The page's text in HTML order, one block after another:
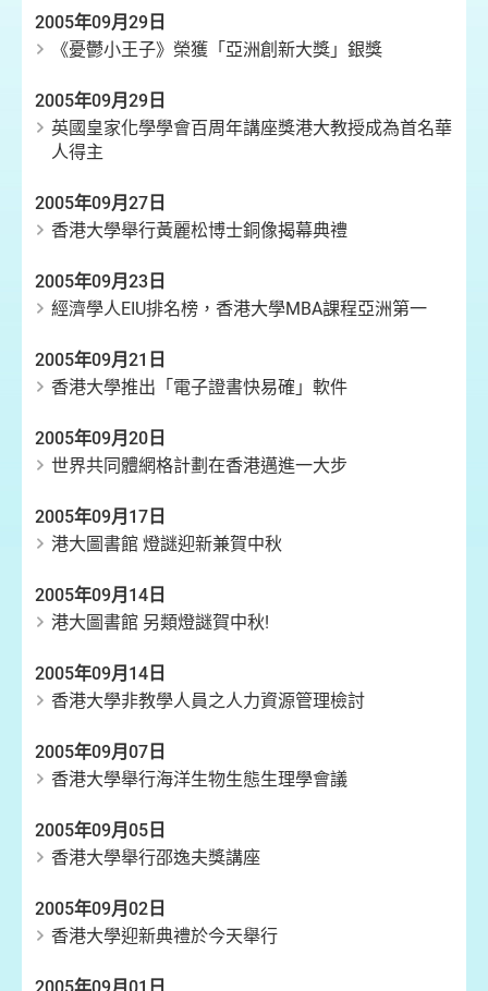
2005年09月29日
《憂鬱小王子》榮獲「亞洲創新大獎」銀獎
2005年09月29日
英國皇家化學學會百周年講座獎港大教授成為首名華
人得主
2005年09月27日
香港大學舉行黃麗松博士銅像揭幕典禮
2005年09月23日
經濟學人EIU排名榜，香港大學MBA課程亞洲第一
2005年09月21日
香港大學推出「電子證書快易確」軟件
2005年09月20日
世界共同體網格計劃在香港邁進一大步
2005年09月17日
港大圖書館 燈謎迎新兼賀中秋
2005年09月14日
港大圖書館 另類燈謎賀中秋!
2005年09月14日
香港大學非教學人員之人力資源管理檢討
2005年09月07日
香港大學舉行海洋生物生態生理學會議
2005年09月05日
香港大學舉行邵逸夫獎講座
2005年09月02日
香港大學迎新典禮於今天舉行